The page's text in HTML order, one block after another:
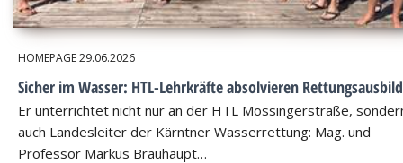
HOMEPAGE29.06.2026
Sicher im Wasser: HTL-Lehrkräfte absolvieren
Er unterrichtet nicht nur an der HTL Mössingerstraße,
auch Landesleiter der Kärntner Wasserrettung: Mag. und
Professor Markus Bräuhaupt…